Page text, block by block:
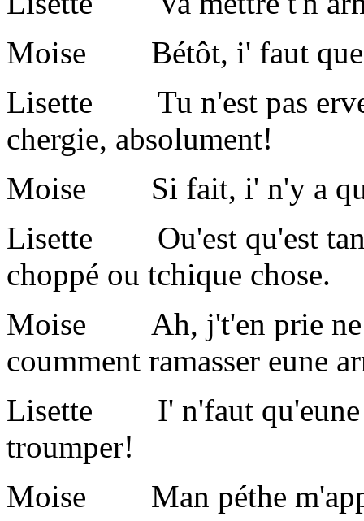
Moise Bétôt, i' faut que
Lisette Tu n'est pas
chergie, absolument!
Moise Si fait, i' n'y a
Lisette Ou'est qu'est tan
choppé ou tchique chose.
Moise Ah, j't'en prie ne
coumment ramasser eune
Lisette I' n'faut qu'eune
troumper!
Moise Man péthe